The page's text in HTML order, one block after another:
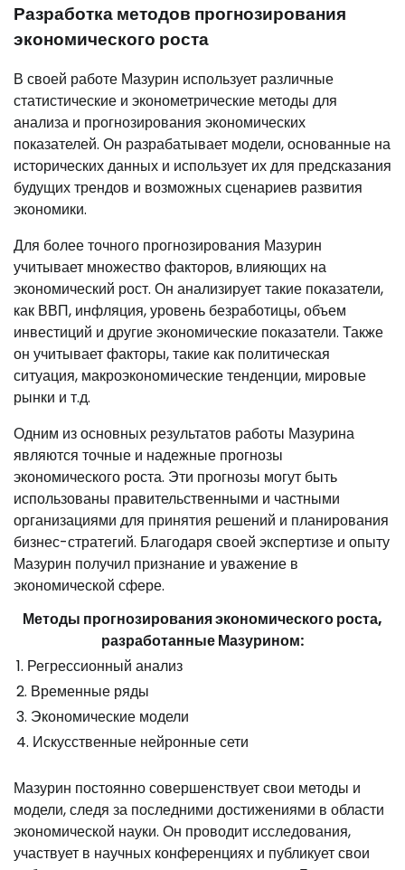
Разработка методов прогнозирования
экономического роста
В своей работе Мазурин использует различные
статистические и эконометрические методы для
анализа и прогнозирования экономических
показателей. Он разрабатывает модели, основанные на
исторических данных и использует их для предсказания
будущих трендов и возможных сценариев развития
экономики.
Для более точного прогнозирования Мазурин
учитывает множество факторов, влияющих на
экономический рост. Он анализирует такие показатели,
как ВВП, инфляция, уровень безработицы, объем
инвестиций и другие экономические показатели. Также
он учитывает факторы, такие как политическая
ситуация, макроэкономические тенденции, мировые
рынки и т.д.
Одним из основных результатов работы Мазурина
являются точные и надежные прогнозы
экономического роста. Эти прогнозы могут быть
использованы правительственными и частными
организациями для принятия решений и планирования
бизнес-стратегий. Благодаря своей экспертизе и опыту
Мазурин получил признание и уважение в
экономической сфере.
Методы прогнозирования экономического роста,
разработанные Мазурином:
1. Регрессионный анализ
2. Временные ряды
3. Экономические модели
4. Искусственные нейронные сети
Мазурин постоянно совершенствует свои методы и
модели, следя за последними достижениями в области
экономической науки. Он проводит исследования,
участвует в научных конференциях и публикует свои